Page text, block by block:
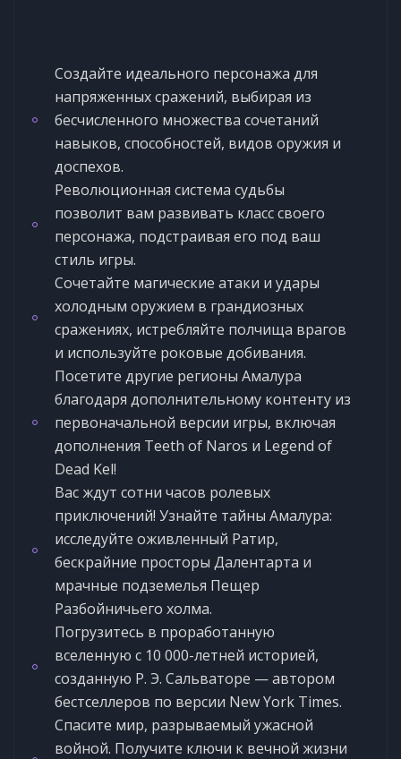
Создайте идеального персонажа для
напряженных сражений, выбирая из
бесчисленного множества сочетаний
навыков, способностей, видов оружия и
доспехов.
Революционная система судьбы
позволит вам развивать класс своего
персонажа, подстраивая его под ваш
стиль игры.
Сочетайте магические атаки и удары
холодным оружием в грандиозных
сражениях, истребляйте полчища врагов
и используйте роковые добивания.
Посетите другие регионы Амалура
благодаря дополнительному контенту из
первоначальной версии игры, включая
дополнения Teeth of Naros и Legend of
Dead Kel!
Вас ждут сотни часов ролевых
приключений! Узнайте тайны Амалура:
исследуйте оживленный Ратир,
бескрайние просторы Далентарта и
мрачные подземелья Пещер
Разбойничьего холма.
Погрузитесь в проработанную
вселенную с 10 000-летней историей,
созданную Р. Э. Сальваторе — автором
бестселлеров по версии New York Times.
Спасите мир, разрываемый ужасной
войной. Получите ключи к вечной жизни